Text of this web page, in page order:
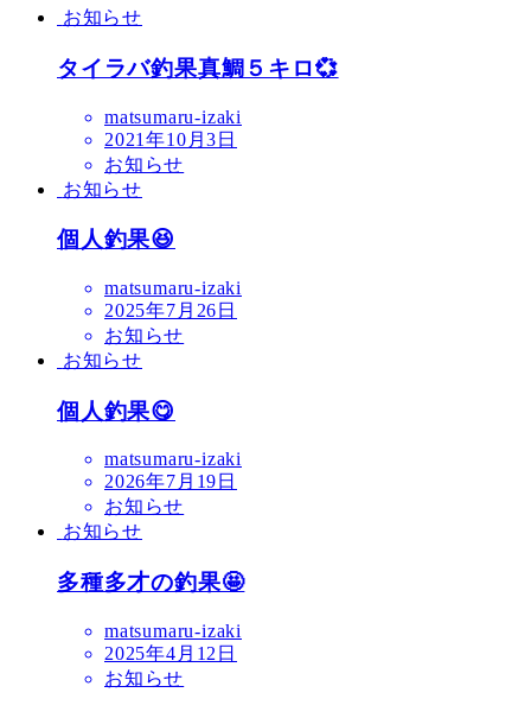
お知らせ
タイラバ釣果真鯛５キロ💞
matsumaru-izaki
2021年10月3日
お知らせ
お知らせ
個人釣果😆
matsumaru-izaki
2025年7月26日
お知らせ
お知らせ
個人釣果😋
matsumaru-izaki
2026年7月19日
お知らせ
お知らせ
多種多才の釣果🤩
matsumaru-izaki
2025年4月12日
お知らせ